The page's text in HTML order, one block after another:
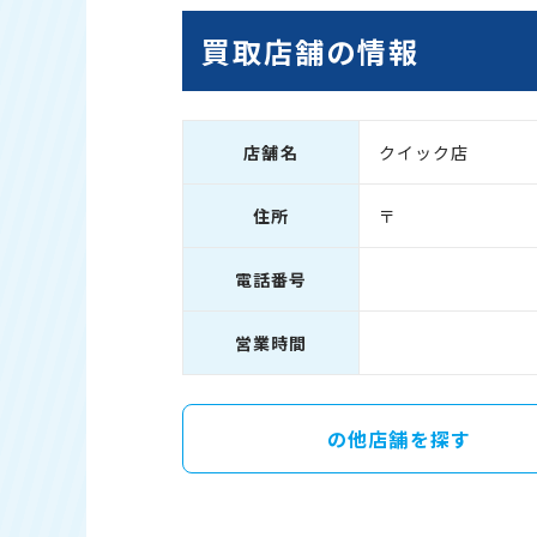
買取店舗の情報
店舗名 クイック店
住所 〒
電話番号
営業時間
の他店舗を探す